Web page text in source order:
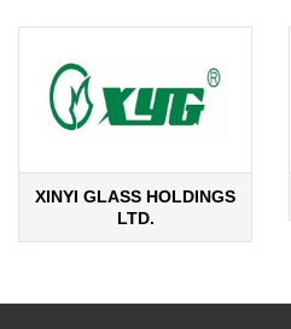
XINYI GLASS HOLDINGS
LTD.